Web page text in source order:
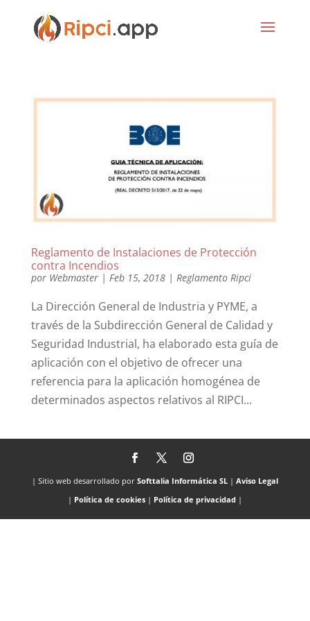
Reglamento de Instalaciones de Protección
contra Incendios
por Webmaster| Feb 15, 2018| Reglamento Ripci
La Dirección General de Industria y PYME, a
través de la Subdirección General de Calidad y
Seguridad Industrial, ha elaborado esta guía de
aplicación con el objetivo de ofrecer una
referencia para la aplicación homogénea de
determinados aspectos relativos al RIPCI...
| Sitio web desarrollado por Softtalia Informática SL| Aviso Legal
| Política de cookies| Política de privacidad |